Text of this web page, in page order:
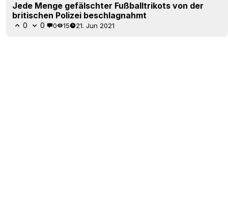
Jede Menge gefälschter Fußballtrikots von der
britischen Polizei beschlagnahmt
0 0 0 15 21. Jun 2021